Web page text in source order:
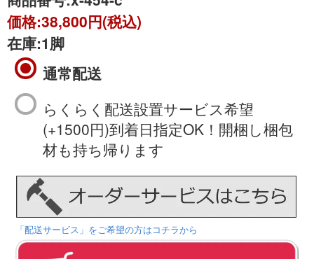
価格:38,800円(税込)
在庫:1脚
通常配送
らくらく配送設置サービス希望
(+1500円)到着日指定OK！開梱し梱包
材も持ち帰ります
「配送サービス」をご希望の方はコチラから